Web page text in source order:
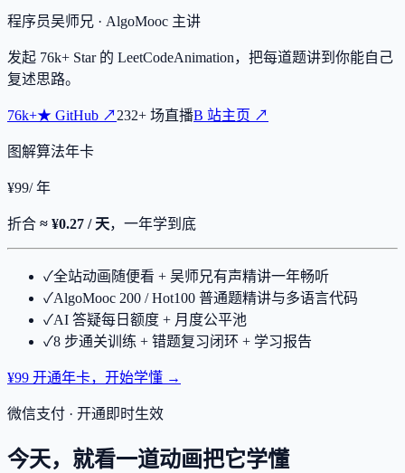
程序员吴师兄 · AlgoMooc 主讲
发起 76k+ Star 的 LeetCodeAnimation，把每道题讲到你能自己
复述思路。
76k+★ GitHub ↗232+ 场直播B 站主页 ↗
图解算法年卡
¥99/ 年
折合 ≈ ¥0.27 / 天，一年学到底
✓全站动画随便看 + 吴师兄有声精讲一年畅听
✓AlgoMooc 200 / Hot100 普通题精讲与多语言代码
✓AI 答疑每日额度 + 月度公平池
✓8 步通关训练 + 错题复习闭环 + 学习报告
¥99 开通年卡，开始学懂 →
微信支付 · 开通即时生效
今天，就看一道动画把它学懂